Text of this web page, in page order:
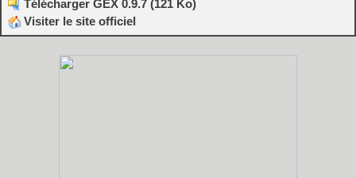
Télécharger GEX 0.9.7 (121 Ko)
Visiter le site officiel